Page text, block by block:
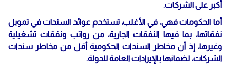
أكبر على الشركات.
أما الحكومات فهي، في الأغلب، تستخدم عوائد السندات في تمويل
نفقاتها، بما فيها النفقات الجارية، من رواتب ونفقات تشغيلية
وغيرها، إذ أن مخاطر السندات الحكومية أقل من مخاطر سندات
الشركات، لضمانها بالإيرادات العامة للدولة.